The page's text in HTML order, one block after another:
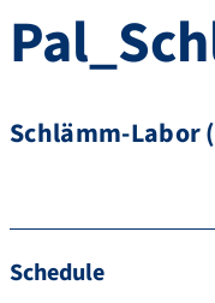
Schlämm-Labor
Schedule